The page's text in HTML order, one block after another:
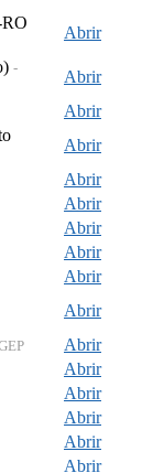
Abrir
-
Abrir
Abrir
Abrir
Abrir
Abrir
Abrir
Abrir
Abrir
Abrir
Abrir
Abrir
Abrir
Abrir
Abrir
Abrir